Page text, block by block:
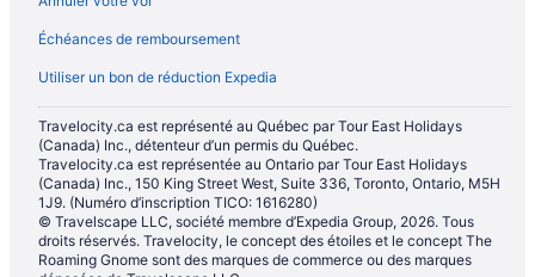
Échéances de remboursement
Utiliser un bon de réduction Expedia
Travelocity.ca est représenté au Québec par Tour East Holidays
(Canada) Inc., détenteur d’un permis du Québec.
Travelocity.ca est représentée au Ontario par Tour East Holidays
(Canada) Inc., 150 King Street West, Suite 336, Toronto, Ontario, M5H
1J9. (Numéro d’inscription TICO: 1616280)
© Travelscape LLC, société membre d’Expedia Group, 2026. Tous
droits réservés. Travelocity, le concept des étoiles et le concept The
Roaming Gnome sont des marques de commerce ou des marques